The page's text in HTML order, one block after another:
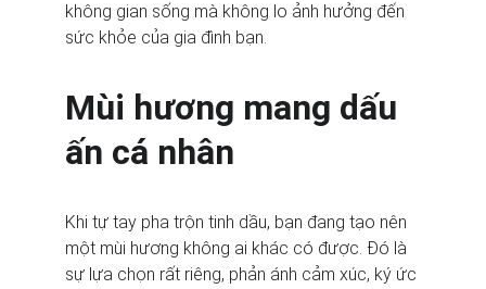
không gian sống mà không lo ảnh hưởng đến
sức khỏe của gia đình bạn.
Mùi hương mang dấu
ấn cá nhân
Khi tự tay pha trộn tinh dầu, bạn đang tạo nên
một mùi hương không ai khác có được. Đó là
sự lựa chọn rất riêng, phản ánh cảm xúc, ký ức